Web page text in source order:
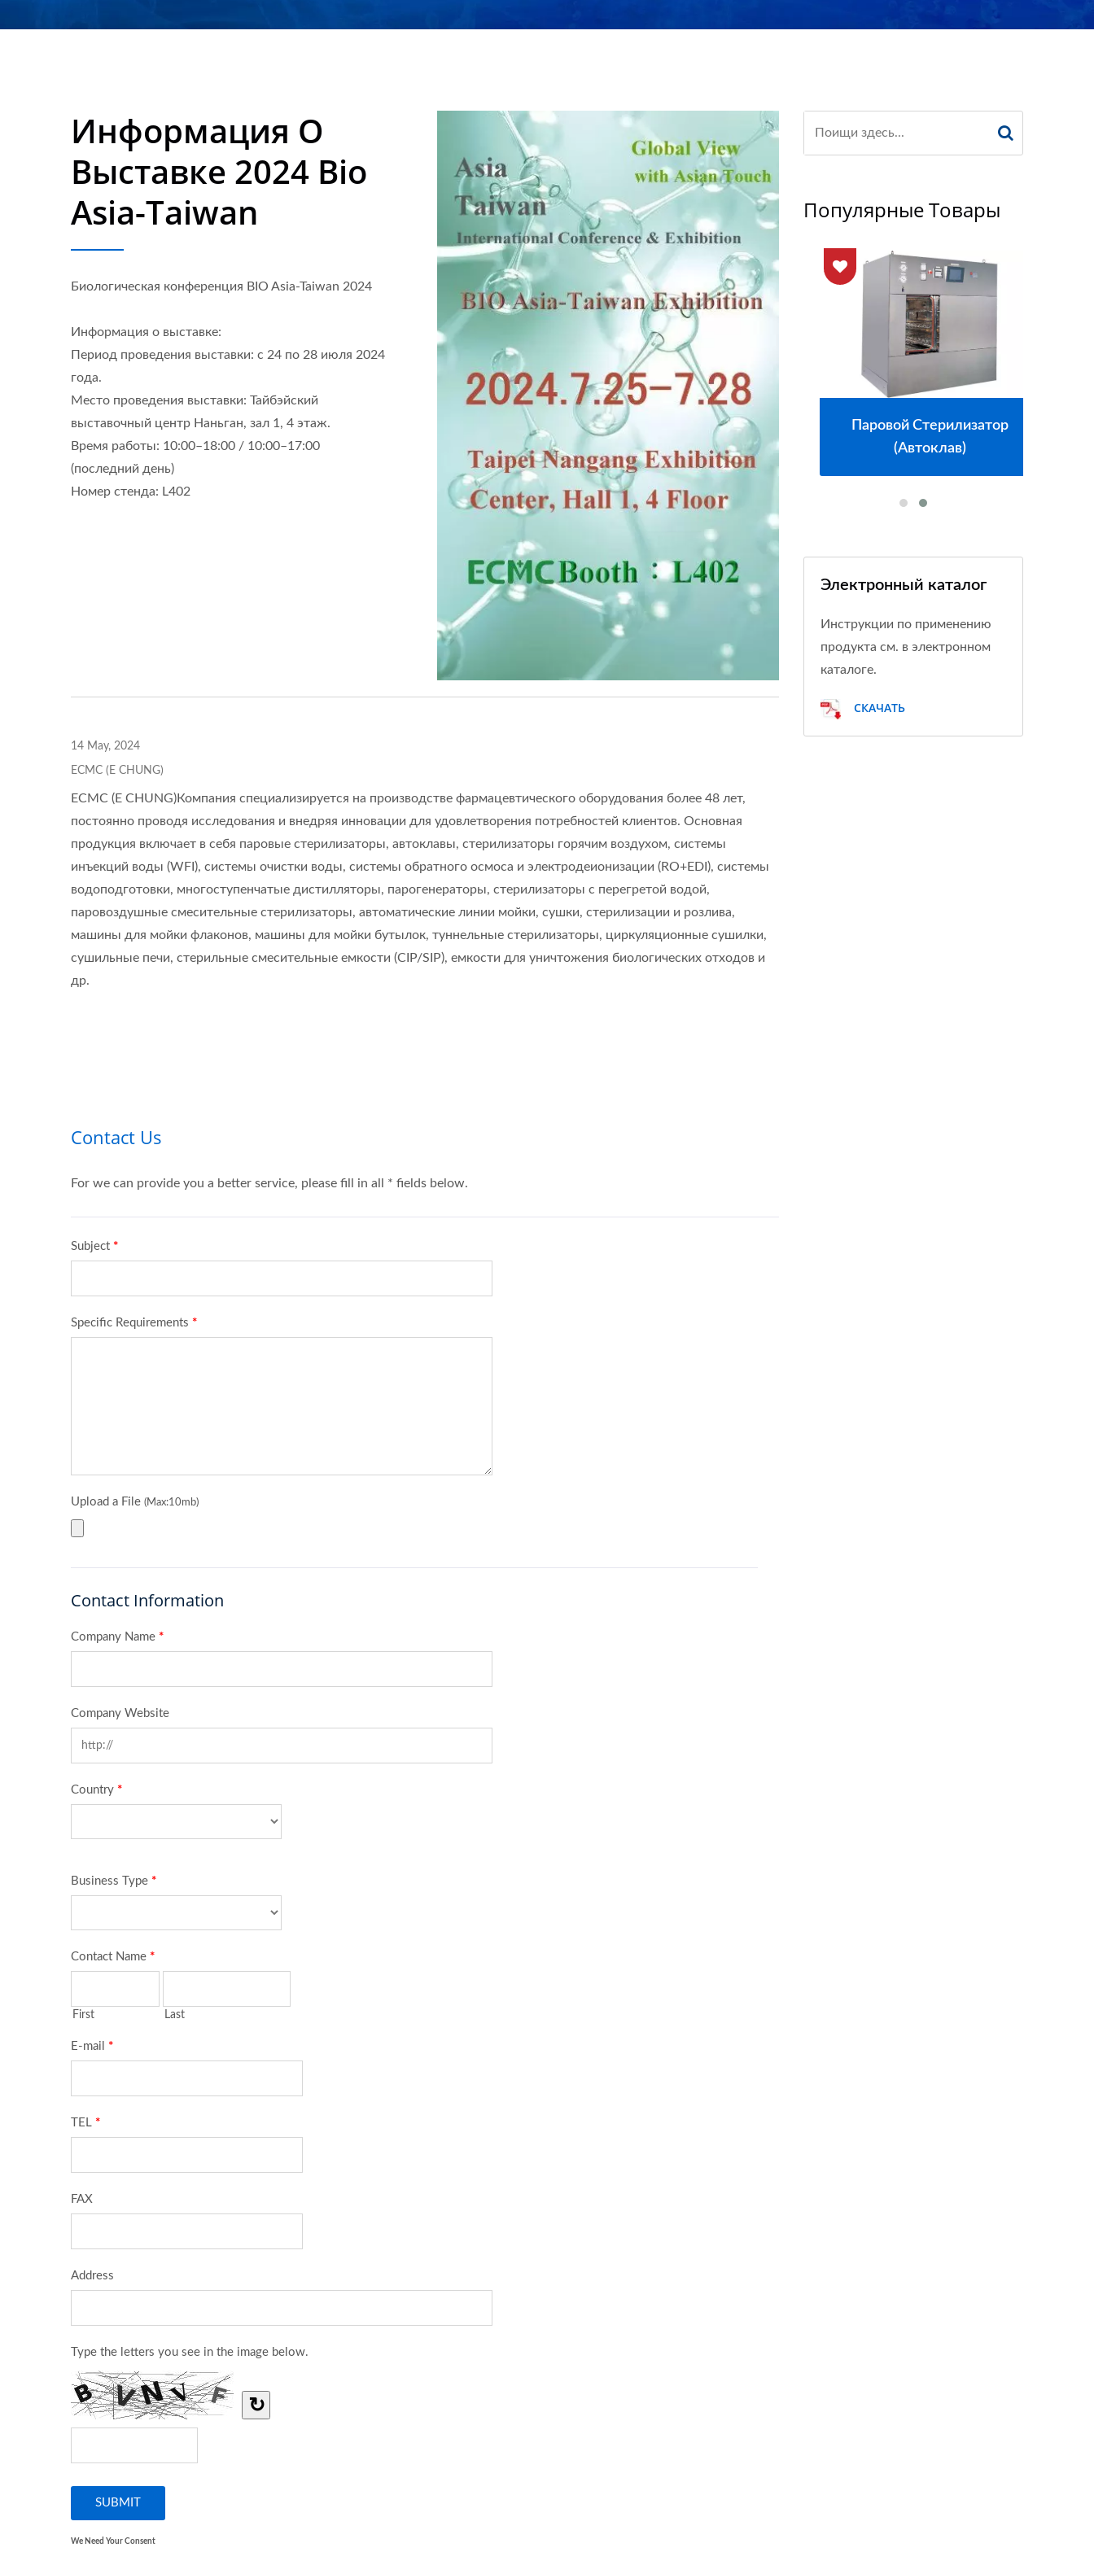
Информация О
Выставке 2024 Bio
Asia-Taiwan
Биологическая конференция BIO Asia-Taiwan 2024
Информация о выставке:
Период проведения выставки: с 24 по 28 июля 2024
года.
Место проведения выставки: Тайбэйский
выставочный центр Наньган, зал 1, 4 этаж.
Время работы: 10:00–18:00 / 10:00–17:00
(последний день)
Номер стенда: L402
14 May, 2024
ECMC (E CHUNG)
ECMC (E CHUNG)Компания специализируется на производстве фармацевтического оборудования более 48 лет,
постоянно проводя исследования и внедряя инновации для удовлетворения потребностей клиентов. Основная
продукция включает в себя паровые стерилизаторы, автоклавы, стерилизаторы горячим воздухом, системы
инъекций воды (WFI), системы очистки воды, системы обратного осмоса и электродеионизации (RO+EDI), системы
водоподготовки, многоступенчатые дистилляторы, парогенераторы, стерилизаторы с перегретой водой,
паровоздушные смесительные стерилизаторы, автоматические линии мойки, сушки, стерилизации и розлива,
машины для мойки флаконов, машины для мойки бутылок, туннельные стерилизаторы, циркуляционные сушилки,
сушильные печи, стерильные смесительные емкости (CIP/SIP), емкости для уничтожения биологических отходов и
др.
Популярные Товары
Система Очистки Воды Система Очистки Воды
Паровой Стерилизатор
(автоклав)
Электронный каталог
Инструкции по применению
продукта см. в электронном
каталоге.
СКАЧАТЬ